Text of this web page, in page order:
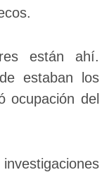
volumen.
están ahí.
estaban los
ocupación del